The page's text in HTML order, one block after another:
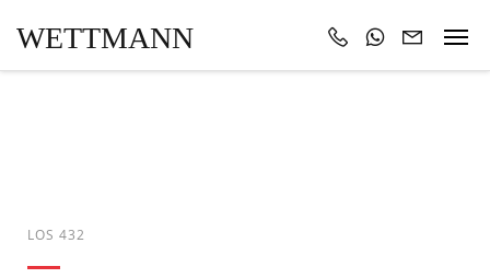
WETTMANN
LOS 432